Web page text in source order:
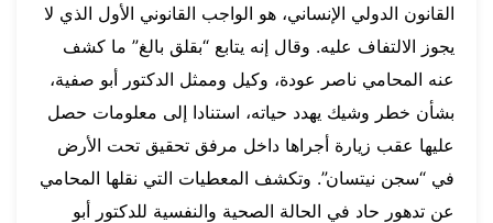
القانون الدولي الإنساني، هو الواجب القانوني الأول الذي لا
يجوز الالتفاف عليه. وقال إنه يتابع “بقلق بالغ” ما كشف
عنه المحامي ناصر عودة، وكيل وممثل الدكتور أبو صفية،
بشأن خطر وشيك يهدد حياته، استنادا إلى معلومات حصل
عليها عقب زيارة أجراها داخل مرفق تحقيق تحت الأرض
في “سجن نيتسان”. وتكشف المعطيات التي نقلها المحامي
عن تدهور حاد في الحالة الصحية والنفسية للدكتور أبو